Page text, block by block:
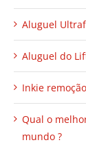
Aluguel
Aluguel do
Inkie
Qual o
mundo ?